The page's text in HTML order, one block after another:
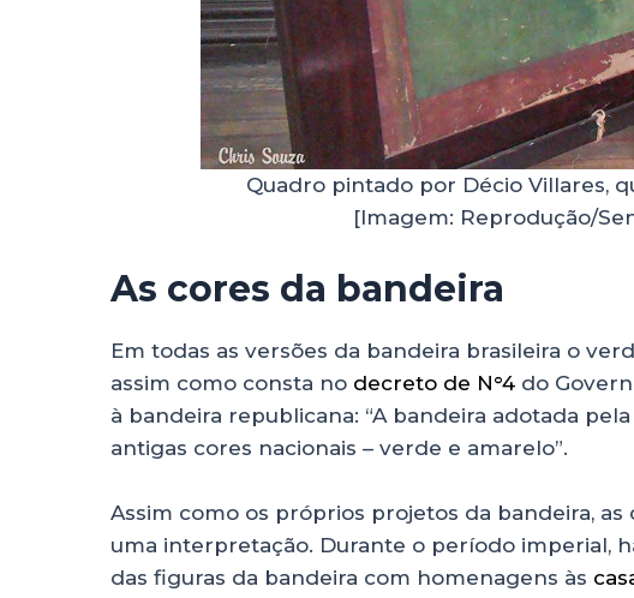
Quadro pintado por Décio Villares,
[Imagem: Reprodução/
As cores da bandeira
Em todas as versões da bandeira brasileira o
assim como consta no decreto de N°4 do
à bandeira republicana: “A bandeira adotada
antigas cores nacionais – verde e amarelo”.
Assim como os próprios projetos da bandeira,
uma interpretação. Durante o período imperial,
das figuras da bandeira com homenagens às